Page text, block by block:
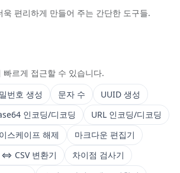
욱 편리하게 만들어 주는 간단한 도구들.
르게 접근할 수 있습니다.
번호 생성 문자 수
UUID 생성
인코딩/디코딩
URL 인코딩/디코딩
스케이프 해제
마크다운 편집기
⇔ CSV 변환기
차이점 검사기